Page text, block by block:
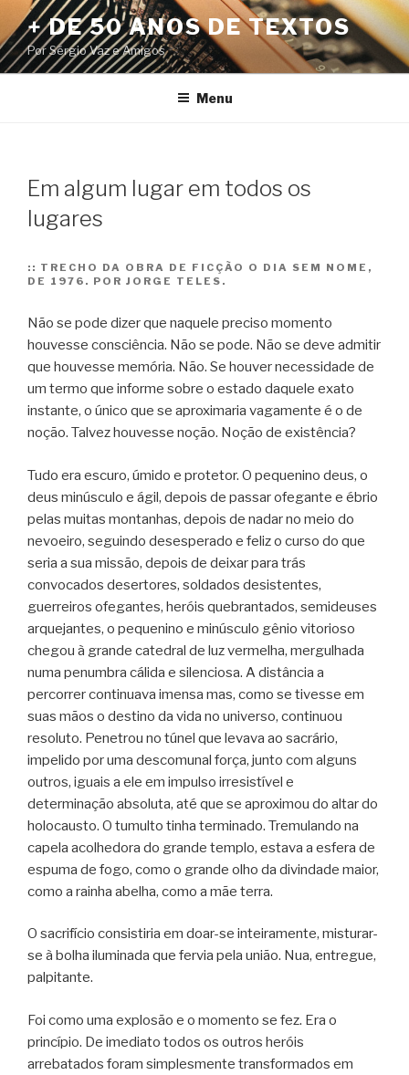
Pular
para
o
conteúdo
+ DE 50 ANOS DE TEXTOS
Por Sérgio Vaz e Amigos
Menu
Em algum lugar em todos os
lugares
:: TRECHO DA OBRA DE FICÇÃO O DIA SEM NOME,
DE 1976. POR JORGE TELES.
Não se pode dizer que naquele preciso momento
houvesse consciência. Não se pode. Não se deve admitir
que houvesse memória. Não. Se houver necessidade de
um termo que informe sobre o estado daquele exato
instante, o único que se aproximaria vagamente é o de
noção. Talvez houvesse noção. Noção de existência?
Tudo era escuro, úmido e protetor. O pequenino deus, o
deus minúsculo e ágil, depois de passar ofegante e ébrio
pelas muitas montanhas, depois de nadar no meio do
nevoeiro, seguindo desesperado e feliz o curso do que
seria a sua missão, depois de deixar para trás
convocados desertores, soldados desistentes,
guerreiros ofegantes, heróis quebrantados, semideuses
arquejantes, o pequenino e minúsculo gênio vitorioso
chegou à grande catedral de luz vermelha, mergulhada
numa penumbra cálida e silenciosa. A distância a
percorrer continuava imensa mas, como se tivesse em
suas mãos o destino da vida no universo, continuou
resoluto. Penetrou no túnel que levava ao sacrário,
impelido por uma descomunal força, junto com alguns
outros, iguais a ele em impulso irresistível e
determinação absoluta, até que se aproximou do altar do
holocausto. O tumulto tinha terminado. Tremulando na
capela acolhedora do grande templo, estava a esfera de
espuma de fogo, como o grande olho da divindade maior,
como a rainha abelha, como a mãe terra.
O sacrifício consistiria em doar-se inteiramente, misturar-
se à bolha iluminada que fervia pela união. Nua, entregue,
palpitante.
Foi como uma explosão e o momento se fez. Era o
princípio. De imediato todos os outros heróis
arrebatados foram simplesmente transformados em